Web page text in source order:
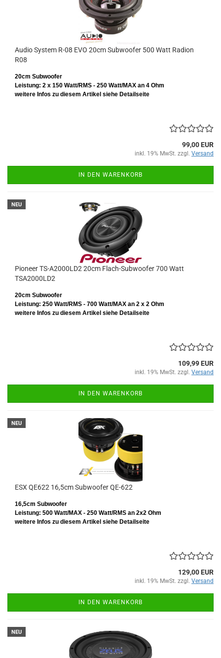
Audio System R-08 EVO 20cm Subwoofer 500 Watt Radion
R08
20cm Subwoofer
Leistung: 2 x 150 Watt/RMS - 250 Watt/MAX an 4 Ohm
weitere Infos zu diesem Artikel siehe Detailseite
99,00 EUR
inkl. 19% MwSt. zzgl. Versand
IN DEN WARENKORB
NEU
Pioneer TS-A2000LD2 20cm Flach-Subwoofer 700 Watt
TSA2000LD2
20cm Subwoofer
Leistung: 250 Watt/RMS - 700 Watt/MAX an 2 x 2 Ohm
weitere Infos zu diesem Artikel siehe Detailseite
109,99 EUR
inkl. 19% MwSt. zzgl. Versand
IN DEN WARENKORB
NEU
ESX QE622 16,5cm Subwoofer QE-622
16,5cm Subwoofer
Leistung: 500 Watt/MAX - 250 Watt/RMS an 2x2 Ohm
weitere Infos zu diesem Artikel siehe Detailseite
129,00 EUR
inkl. 19% MwSt. zzgl. Versand
IN DEN WARENKORB
NEU